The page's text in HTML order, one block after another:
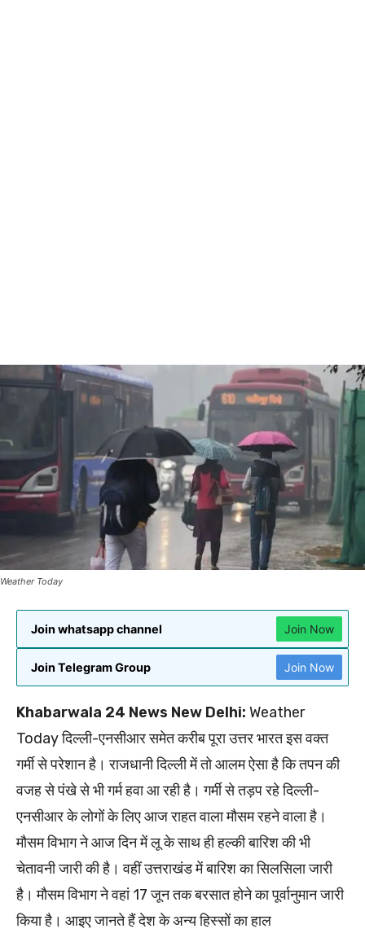
Weather Today
Join whatsapp channel Join Now
Join Telegram Group Join Now
Khabarwala 24 News New Delhi: Weather
Today दिल्ली-एनसीआर समेत करीब पूरा उत्तर भारत इस वक्त
गर्मी से परेशान है। राजधानी दिल्ली में तो आलम ऐसा है कि तपन की
वजह से पंखे से भी गर्म हवा आ रही है। गर्मी से तड़प रहे दिल्ली-
एनसीआर के लोगों के लिए आज राहत वाला मौसम रहने वाला है।
मौसम विभाग ने आज दिन में लू के साथ ही हल्की बारिश की भी
चेतावनी जारी की है। वहीं उत्तराखंड में बारिश का सिलसिला जारी
है। मौसम विभाग ने वहां 17 जून तक बरसात होने का पूर्वानुमान जारी
किया है। आइए जानते हैं देश के अन्य हिस्सों का हाल